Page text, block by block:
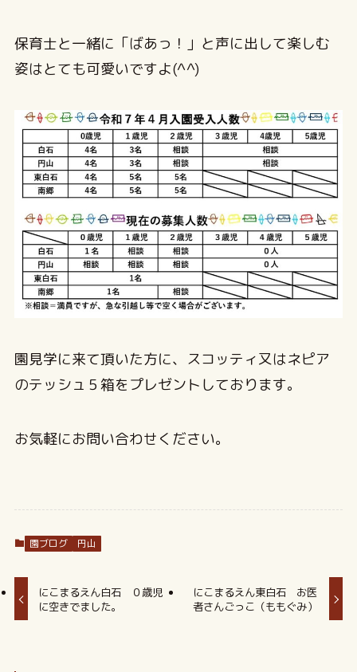
保育士と一緒に「ばあっ！」と声に出して楽しむ
姿はとても可愛いですよ(^^)
園見学に来て頂いた方に、スコッティ又はネピア
のテッシュ５箱をプレゼントしております。
お気軽にお問い合わせください。
園ブログ 円山
にこまるえん白石 ０歳児
に空きでました。
にこまるえん東白石 お医
者さんごっこ（ももぐみ）